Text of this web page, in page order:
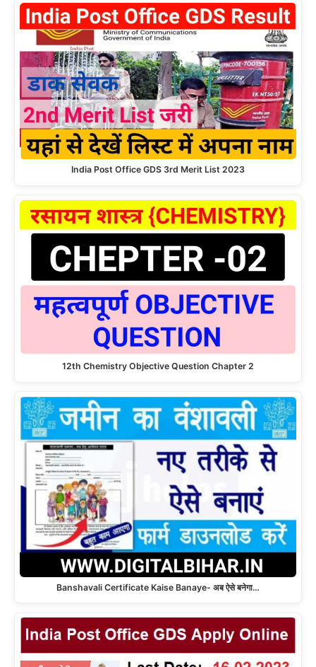
India Post Office GDS 3rd Merit List 2023
12th Chemistry Objective Question Chapter 2
Banshavali Certificate Kaise Banaye- अब ऐसे बनेगा…